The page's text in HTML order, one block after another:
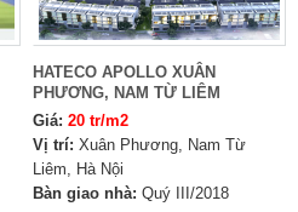
HATECO APOLLO XUÂN
PHƯƠNG, NAM TỪ LIÊM
Giá: 20 tr/m2
Vị trí: Xuân Phương, Nam Từ
Liêm, Hà Nội
Bàn giao nhà: Quý III/2018